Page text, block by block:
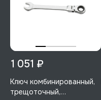
1 051 ₽
Ключ комбинированный,
трещоточный,